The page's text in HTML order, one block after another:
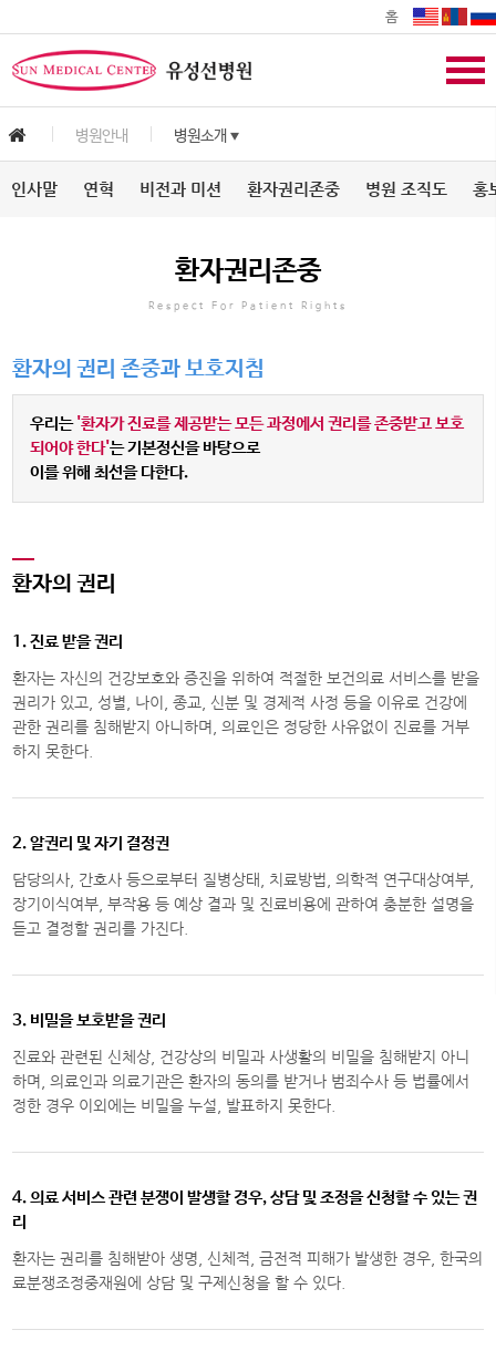
홈
병원안내 병원소개 ▼
인사말 연혁 비전과 미션 환자권리존중 병원 조직도 홍
환자권리존중
Respect For Patient Rights
환자의 권리 존중과 보호지침
우리는'환자가 진료를 제공받는 모든 과정에서 권리를 존중받고 보호
되어야 한다'는 기본정신을 바탕으로
이를 위해 최선을 다한다.
환자의 권리
1. 진료 받을 권리
환자는 자신의 건강보호와 증진을 위하여 적절한 보건의료 서비스를 받을
권리가 있고, 성별, 나이, 종교, 신분 및 경제적 사정 등을 이유로 건강에
관한 권리를 침해받지 아니하며, 의료인은 정당한 사유없이 진료를 거부
하지 못한다.
2. 알권리 및 자기 결정권
담당의사, 간호사 등으로부터 질병상태, 치료방법, 의학적 연구대상여부,
장기이식여부, 부작용 등 예상 결과 및 진료비용에 관하여 충분한 설명을
듣고 결정할 권리를 가진다.
3. 비밀을 보호받을 권리
진료와 관련된 신체상, 건강상의 비밀과 사생활의 비밀을 침해받지 아니
하며, 의료인과 의료기관은 환자의 동의를 받거나 범죄수사 등 법률에서
정한 경우 이외에는 비밀을 누설, 발표하지 못한다.
4. 의료 서비스 관련 분쟁이 발생할 경우, 상담 및 조정을 신청할 수 있는 권
리
환자는 권리를 침해받아 생명, 신체적, 금전적 피해가 발생한 경우, 한국의
료분쟁조정중재원에 상담 및 구제신청을 할 수 있다.